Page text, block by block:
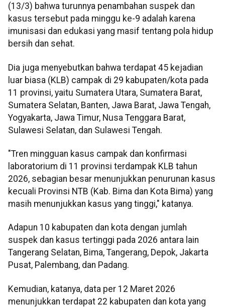
(13/3) bahwa turunnya penambahan suspek dan
kasus tersebut pada minggu ke-9 adalah karena
imunisasi dan edukasi yang masif tentang pola hidup
bersih dan sehat.
Dia juga menyebutkan bahwa terdapat 45 kejadian
luar biasa (KLB) campak di 29 kabupaten/kota pada
11 provinsi, yaitu Sumatera Utara, Sumatera Barat,
Sumatera Selatan, Banten, Jawa Barat, Jawa Tengah,
Yogyakarta, Jawa Timur, Nusa Tenggara Barat,
Sulawesi Selatan, dan Sulawesi Tengah.
"Tren mingguan kasus campak dan konfirmasi
laboratorium di 11 provinsi terdampak KLB tahun
2026, sebagian besar menunjukkan penurunan kasus
kecuali Provinsi NTB (Kab. Bima dan Kota Bima) yang
masih menunjukkan kasus yang tinggi," katanya.
Adapun 10 kabupaten dan kota dengan jumlah
suspek dan kasus tertinggi pada 2026 antara lain
Tangerang Selatan, Bima, Tangerang, Depok, Jakarta
Pusat, Palembang, dan Padang.
Kemudian, katanya, data per 12 Maret 2026
menunjukkan terdapat 22 kabupaten dan kota yang